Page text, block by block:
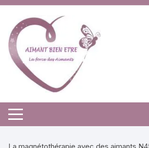
Aller
contenu
La magnétothérapie avec des aimants